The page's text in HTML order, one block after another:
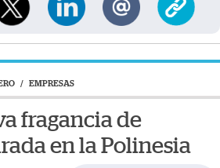
/ EMPRESAS
fragancia de
en la Polinesia